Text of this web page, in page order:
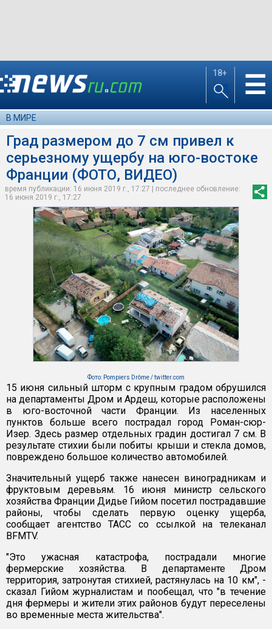
18+ ☰
В МИРЕ
Град размером до 7 см привел к
серьезному ущербу на юго-востоке
Франции (ФОТО, ВИДЕО)
время публикации: 16 июня 2019 г., 17:27 | последнее обновление:
16 июня 2019 г., 17:27
Фото: Pompiers Drôme / twitter.com
15 июня сильный шторм с крупным градом обрушился
на департаменты Дром и Ардеш, которые расположены
в юго-восточной части Франции. Из населенных
пунктов больше всего пострадал город Роман-сюр-
Изер. Здесь размер отдельных градин достигал 7 см. В
результате стихии были побиты крыши и стекла домов,
повреждено большое количество автомобилей.
Значительный ущерб также нанесен виноградникам и
фруктовым деревьям. 16 июня министр сельского
хозяйства Франции Дидье Гийом посетил пострадавшие
районы, чтобы сделать первую оценку ущерба,
сообщает агентство ТАСС со ссылкой на телеканал
BFMTV.
"Это ужасная катастрофа, пострадали многие
фермерские хозяйства. В департаменте Дром
территория, затронутая стихией, растянулась на 10 км", -
сказал Гийом журналистам и пообещал, что "в течение
дня фермеры и жители этих районов будут переселены
во временные места жительства".